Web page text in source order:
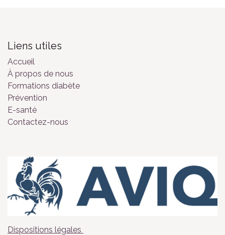
Liens utiles
Accueil
À propos de nous
Formations diabète
Prévention
E-santé
Contactez-nous
Dispositions légales